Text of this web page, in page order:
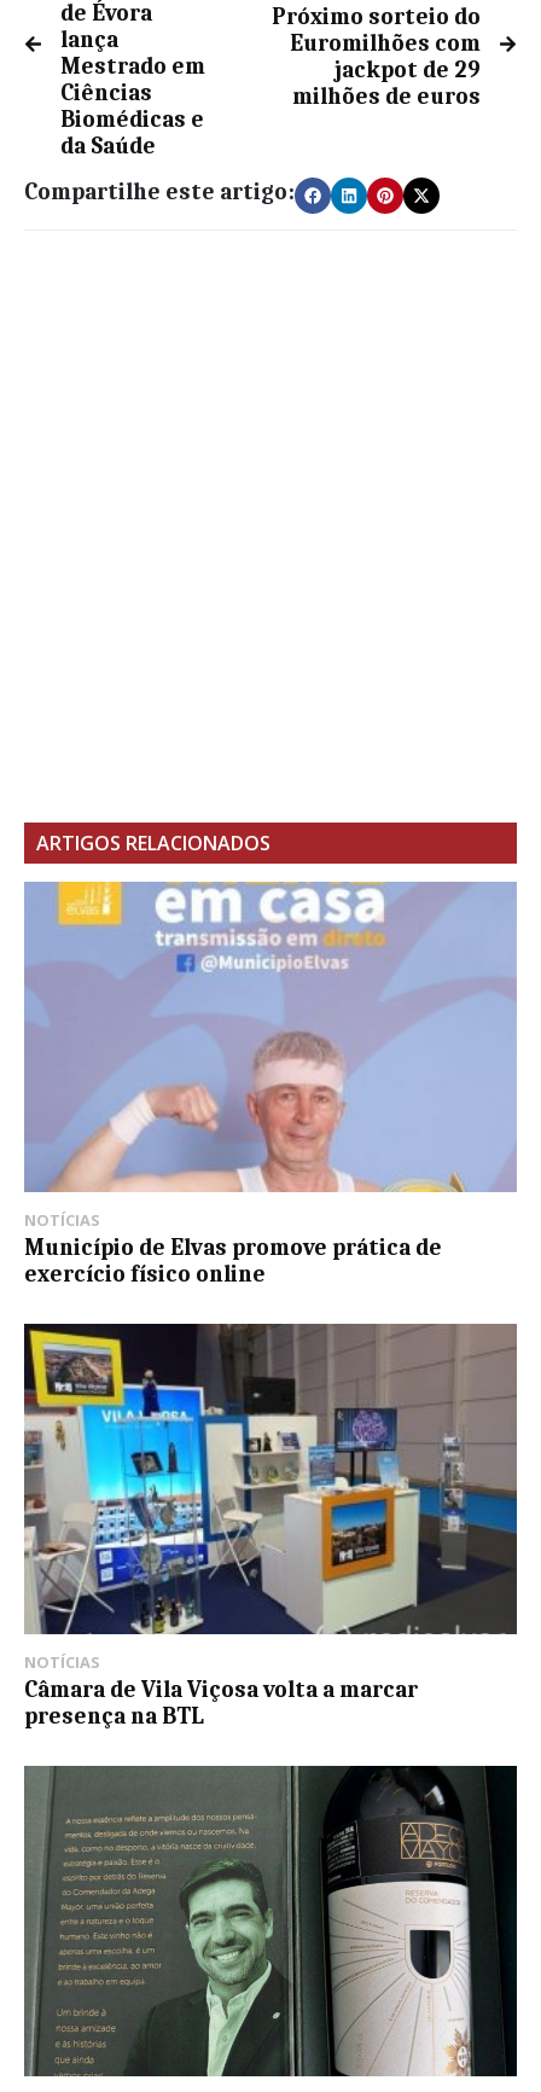
de Évora
lança
Mestrado em
Ciências
Biomédicas e
da Saúde
Próximo sorteio do
Euromilhões com
jackpot de 29
milhões de euros
Compartilhe este artigo:
ARTIGOS RELACIONADOS
NOTÍCIAS
Município de Elvas promove prática de
exercício físico online
NOTÍCIAS
Câmara de Vila Viçosa volta a marcar
presença na BTL